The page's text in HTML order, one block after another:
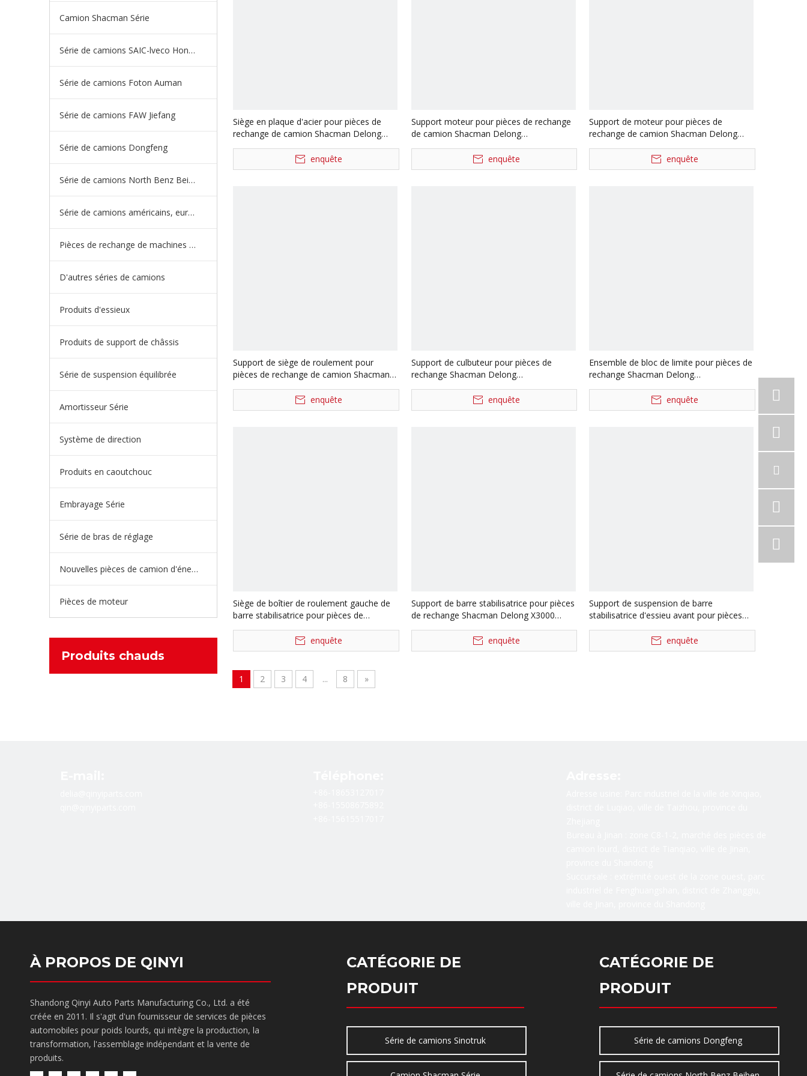
Camion Shacman Série
Série de camions SAIC-lveco Hongyan
Série de camions Foton Auman
Série de camions FAW Jiefang
Série de camions Dongfeng
Série de camions North Benz Beiben
Série de camions américains, européens et japonais
Pièces de rechange de machines d'ingénierie de camion minier
D'autres séries de camions
Produits d'essieux
Produits de support de châssis
Série de suspension équilibrée
Amortisseur Série
Système de direction
Produits en caoutchouc
Embrayage Série
Série de bras de réglage
Nouvelles pièces de camion d'énergie
Pièces de moteur
Produits chauds
Siège en plaque d'acier pour pièces de
rechange de camion Shacman Delong
HD90129520037
enquête
Support moteur pour pièces de rechange
de camion Shacman Delong
Dz9112590151 Dz9112590152
enquête
Support de moteur pour pièces de
rechange de camion Shacman Delong
Dz9114510031 Dz9114510032
enquête
Support de siège de roulement pour
pièces de rechange de camion Shacman
Delong 81.437226054/81.437226055
enquête
Support de culbuteur pour pièces de
rechange Shacman Delong
Dz9118470603
enquête
Ensemble de bloc de limite pour pièces de
rechange Shacman Delong
Dz97259520418
enquête
Siège de boîtier de roulement gauche de
barre stabilisatrice pour pièces de
rechange de camion Shacman Delong
X3000 Sz965000720enquête
Support de barre stabilisatrice pour pièces
de rechange Shacman Delong X3000
Dz97259680103
enquête
Support de suspension de barre
stabilisatrice d'essieu avant pour pièces
de rechange de camion Shacman Delong
enquête
1 2 3 4 ... 8 »
À PROPOS DE QINYI
Shandong Qinyi Auto Parts Manufacturing Co., Ltd. a été
créée en 2011. Il s'agit d'un fournisseur de services de pièces
automobiles pour poids lourds, qui intègre la production, la
transformation, l'assemblage indépendant et la vente de
produits.
CATÉGORIE DE
PRODUIT
Série de camions Sinotruk
CATÉGORIE DE
PRODUIT
Série de camions Dongfeng